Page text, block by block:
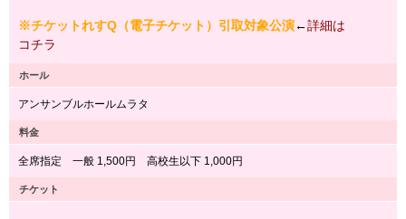
※チケットれすQ（電子チケット）引取対象公演←詳細は
コチラ
ホール
アンサンブルホールムラタ
料金
全席指定 一般 1,500円 高校生以下 1,000円
チケット